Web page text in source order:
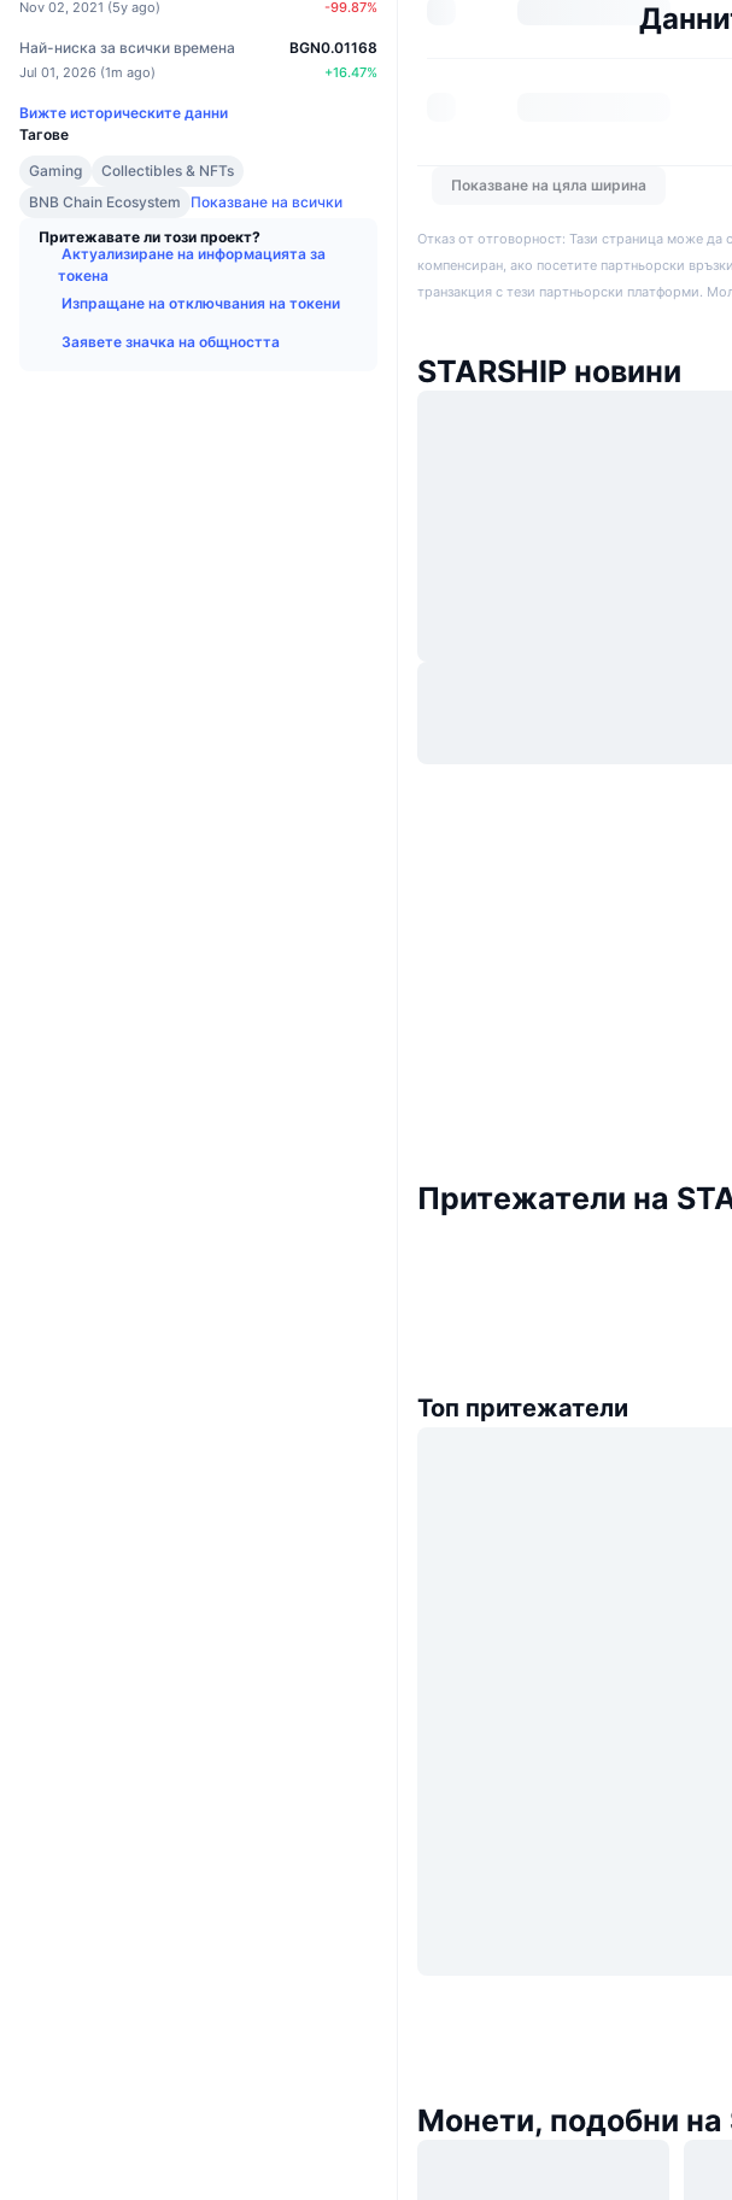
Nov 02, 2021 (5y ago) -99.87%
Най-ниска за всички времена
Jul 01, 2026 (1m ago)
BGN0.01168
+16.47%
Вижте историческите данни
Тагове
Gaming
Collectibles & NFTs
BNB Chain Ecosystem
Показване на всички
Притежавате ли този проект?
Актуализиране на информацията за
токена
Изпращане на отключвания на токени
Заявете значка на общността
Показване на цяла ширина
Отказ от отговорност: Тази страница може
компенсиран, ако посетите партньорски
транзакция с тези партньорски платформи.
STARSHIP новини
Притежатели на
Топ притежатели
Монети, подобни на